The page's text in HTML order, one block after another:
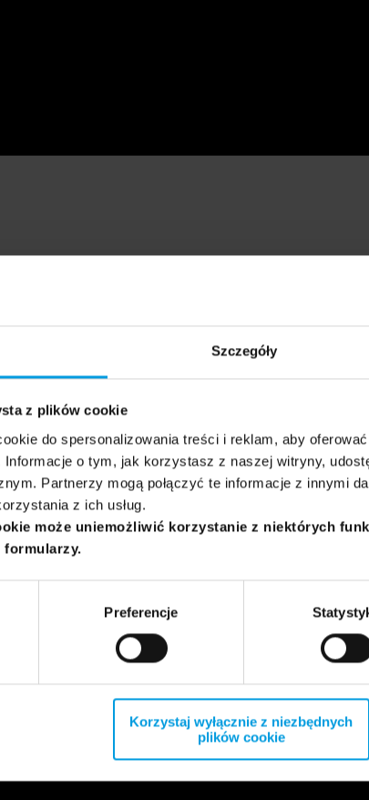
Szczegóły
z plików cookie
do spersonalizowania treści i reklam, aby
o tym, jak korzystasz z naszej witryny,
Partnerzy mogą połączyć te informacje z innymi
z ich usług.
może uniemożliwić korzystanie z niektórych
Preferencje
Korzystaj wyłącznie z niezbędnych
plików cookie